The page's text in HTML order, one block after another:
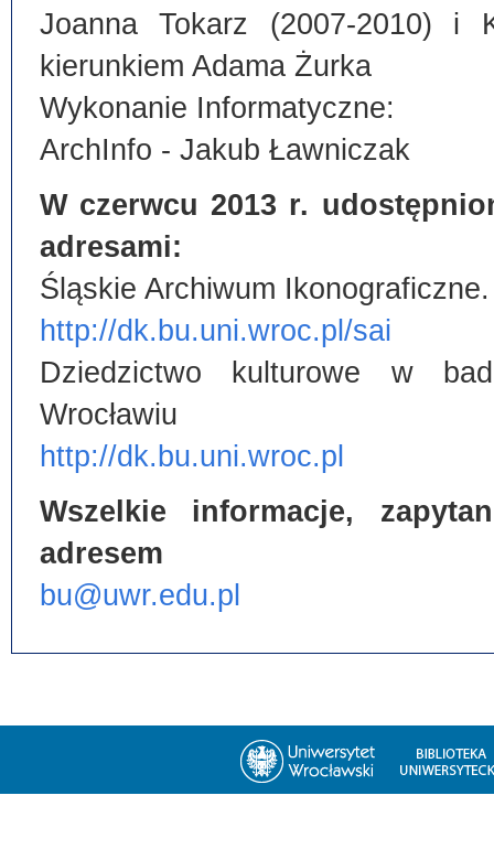
Joanna Tokarz (2007-2010) i
kierunkiem Adama Żurka
Wykonanie Informatyczne:
ArchInfo - Jakub Ławniczak
W czerwcu 2013 r.
adresami:
Śląskie Archiwum Ikonograficzne.
http://dk.bu.uni.wroc.pl/sai
Dziedzictwo kulturowe w
Wrocławiu
http://dk.bu.uni.wroc.pl
Wszelkie informacje,
adresem
bu@uwr.edu.pl